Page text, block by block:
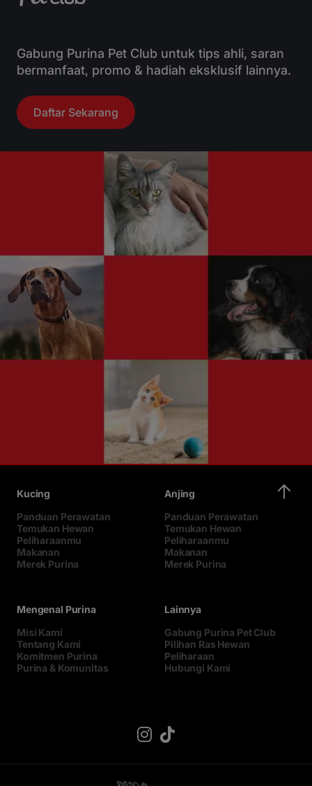
Gabung Purina Pet Club untuk tips ahli, saran
bermanfaat, promo & hadiah eksklusif lainnya.
Daftar Sekarang
Kucing
Panduan Perawatan
Temukan Hewan
Peliharaanmu
Makanan
Merek Purina
Anjing
Panduan Perawatan
Temukan Hewan
Peliharaanmu
Makanan
Merek Purina
Mengenal Purina
Misi Kami
Tentang Kami
Komitmen Purina
Purina & Komunitas
Lainnya
Gabung Purina Pet Club
Pilihan Ras Hewan
Peliharaan
Hubungi Kami